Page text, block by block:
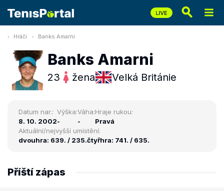
Hráči Banks Amarni
Banks Amarni
23 žena Velká Británie
Datum nar.:
8. 10. 2002
Výška:
-
Váha:
-
Hraje rukou:
Pravá
Aktuální/nejvyšší umístění:
dvouhra: 639. / 235.čtyřhra: 741. / 635.
Příští zápas